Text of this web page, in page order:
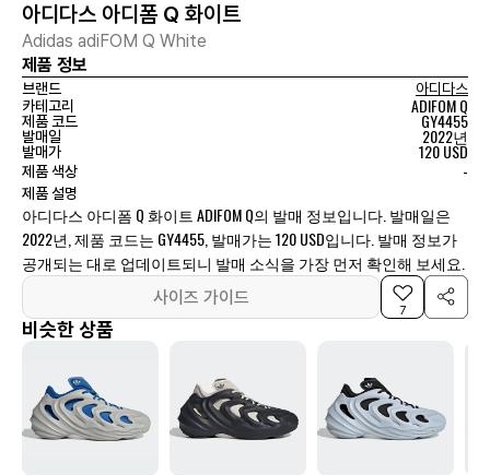
아디다스 아디폼 Q 화이트
Adidas adiFOM Q White
제품 정보
브랜드
아디다스
카테고리
ADIFOM Q
제품 코드 GY4455
발매일 2022년
발매가 120 USD
제품 색상 -
제품 설명
아디다스 아디폼 Q 화이트 ADIFOM Q의 발매 정보입니다. 발매일은
2022년, 제품 코드는 GY4455, 발매가는 120 USD입니다. 발매 정보가
공개되는 대로 업데이트되니 발매 소식을 가장 먼저 확인해 보세요.
사이즈 가이드
7
비슷한 상품